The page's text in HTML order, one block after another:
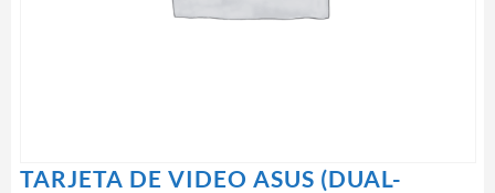
TARJETA DE VIDEO ASUS (DUAL-